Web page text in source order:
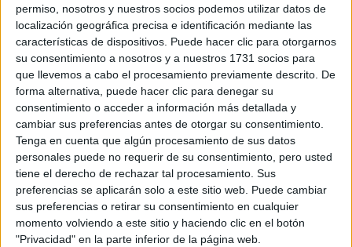
permiso, nosotros y nuestros socios podemos utilizar datos de
localización geográfica precisa e identificación mediante las
características de dispositivos. Puede hacer clic para otorgarnos
su consentimiento a nosotros y a nuestros 1731 socios para
que llevemos a cabo el procesamiento previamente descrito. De
forma alternativa, puede hacer clic para denegar su
consentimiento o acceder a información más detallada y
cambiar sus preferencias antes de otorgar su consentimiento.
Tenga en cuenta que algún procesamiento de sus datos
personales puede no requerir de su consentimiento, pero usted
tiene el derecho de rechazar tal procesamiento. Sus
preferencias se aplicarán solo a este sitio web. Puede cambiar
sus preferencias o retirar su consentimiento en cualquier
momento volviendo a este sitio y haciendo clic en el botón
"Privacidad" en la parte inferior de la página web.
4.0 años
Créditos ECTS:
240
Coste primer año:
10250 €
Doble Grado en
Biotecnología +
Bioinformática y Datos
Masivos
Impartido en:
Facultad de Farmacia